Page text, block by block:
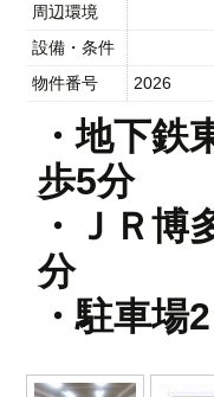
周辺環境
設備・条件
物件番号
2026
・地下鉄
歩5分
・ＪＲ博
分
・駐車場